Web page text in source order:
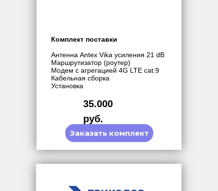
Комплект поставки
Антенна Antex Vika усиления 21 dB
Маршрутизатор (роутер)
Модем с агрегацией 4G LTE cat.9
Кабельная сборка
Установка
35.000
руб.
Заказать комплект